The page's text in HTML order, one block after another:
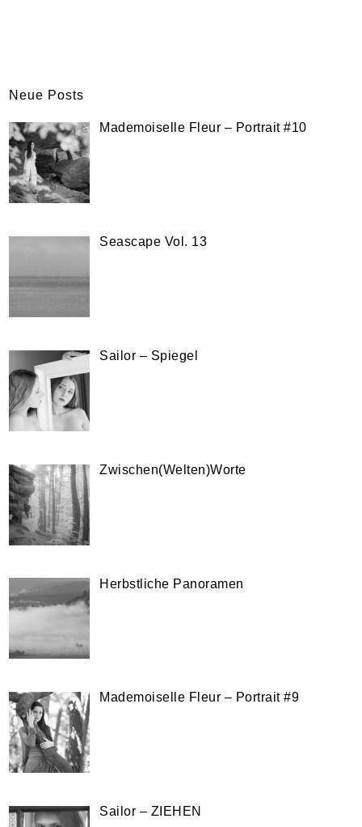
Neue Posts
Mademoiselle Fleur – Portrait #10
Seascape Vol. 13
Sailor – Spiegel
Zwischen(Welten)Worte
Herbstliche Panoramen
Mademoiselle Fleur – Portrait #9
Sailor – ZIEHEN